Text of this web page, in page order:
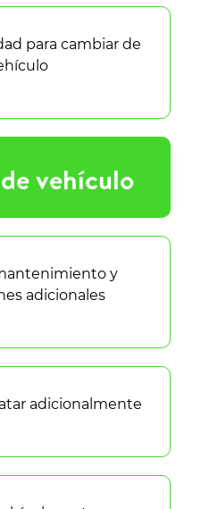
vehículo
y
adicionales
adicionalmente
para cambiar de